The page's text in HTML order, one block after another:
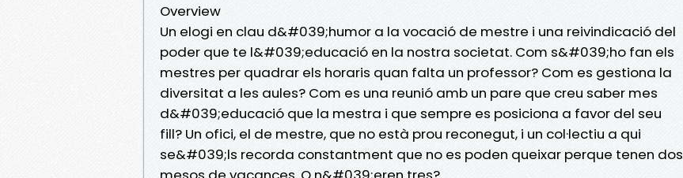
Overview
Un elogi en clau d&#039;humor a la vocació de mestre i una reivindicació del
poder que te l&#039;educació en la nostra societat. Com s&#039;ho fan els
mestres per quadrar els horaris quan falta un professor? Com es gestiona la
diversitat a les aules? Com es una reunió amb un pare que creu saber mes
d&#039;educació que la mestra i que sempre es posiciona a favor del seu
fill? Un ofici, el de mestre, que no està prou reconegut, i un col·lectiu a qui
se&#039;ls recorda constantment que no es poden queixar perque tenen dos